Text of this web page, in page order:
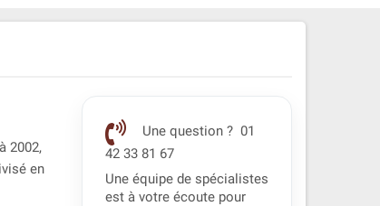
2002,
en
Une question ? 01
42 33 81 67
Une équipe de spécialistes
est à votre écoute pour